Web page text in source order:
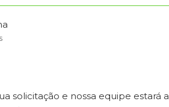
solicitação e nossa equipe estará